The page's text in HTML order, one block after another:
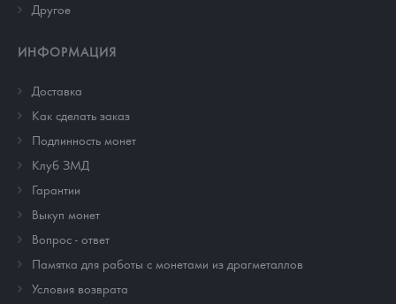
Другое
ИНФОРМАЦИЯ
Доставка
Как сделать заказ
Подлинность монет
Клуб ЗМД
Гарантии
Выкуп монет
Вопрос - ответ
Памятка для работы с монетами из драгметаллов
Условия возврата